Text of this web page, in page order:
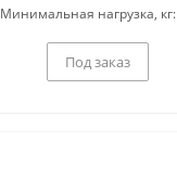
Минимальная нагрузка, кг:
Под заказ